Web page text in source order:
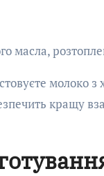
масла,
молоко
кращу